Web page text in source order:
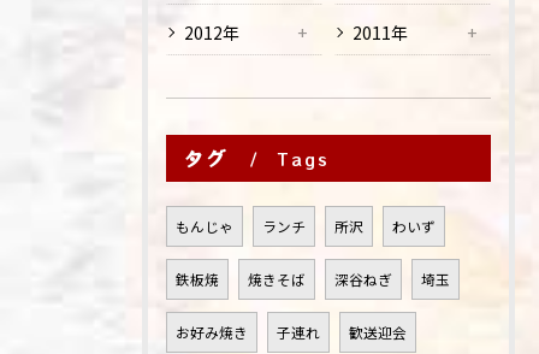
2012年 2011年
タグ Tags
もんじゃ ランチ 所沢 わいず
鉄板焼 焼きそば 深谷ねぎ 埼玉
お好み焼き 子連れ 歓送迎会